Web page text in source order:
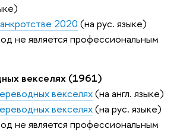
2020 (на рус. языке)
не является профессиональным
векселях (1961)
векселях(на англ. языке)
векселях(на рус. языке)
не является профессиональным